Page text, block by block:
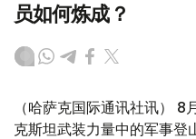
员如何炼成？
（哈萨克国际通讯社讯）
克斯坦武装力量中的军事登